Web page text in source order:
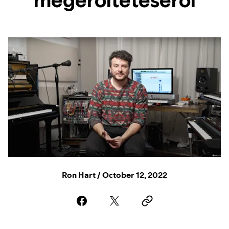
Ron Hart / October 12, 2022